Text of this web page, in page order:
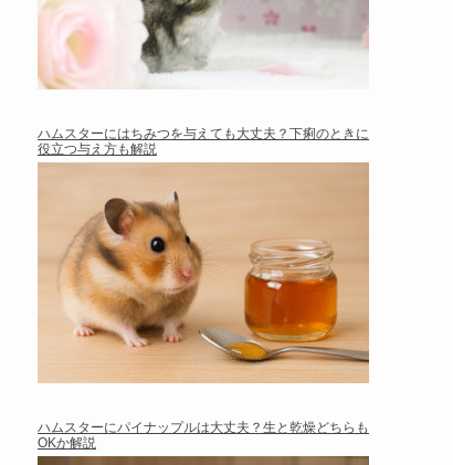
ハムスターにはちみつを与えても大丈夫？下痢のときに
役立つ与え方も解説
ハムスターにパイナップルは大丈夫？生と乾燥どちらも
OKか解説